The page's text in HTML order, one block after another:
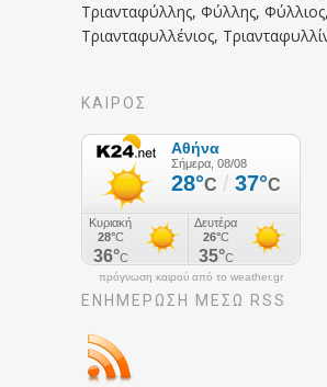
Τριανταφύλλης, Φύλλης, Φύλλιος,
Τριανταφυλλένιος,
ΚΑΙΡΟΣ
πρόγνωση καιρού από το weather.gr
ΕΝΗΜΈΡΩΣΉ ΜΕΣΩ RSS